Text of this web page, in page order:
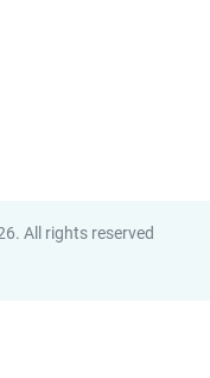
All rights reserved